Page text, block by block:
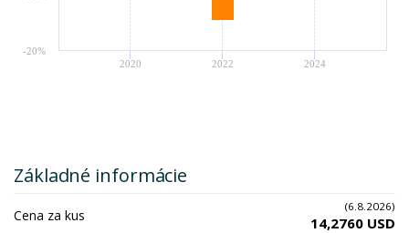
2020 2022 2024
-20%
Základné informácie
Cena za kus (6.8.2026)
14,2760 USD